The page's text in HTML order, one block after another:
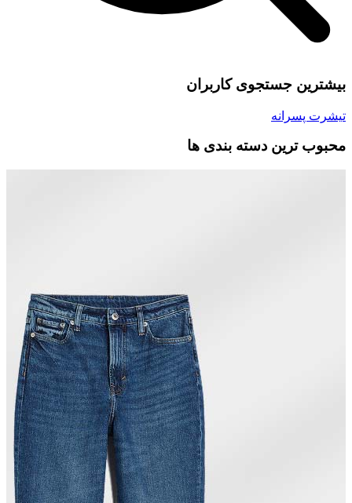
بیشترین جستجوی کاربران
تیشرت پسرانه
محبوب ترین دسته بندی ها